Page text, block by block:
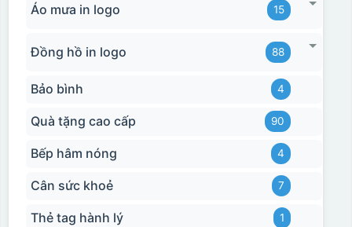
Áo mưa in logo 15
Đồng hồ in logo 88
Bảo bình 4
Quà tặng cao cấp 90
Bếp hâm nóng 4
Cân sức khoẻ 7
Thẻ tag hành lý 1